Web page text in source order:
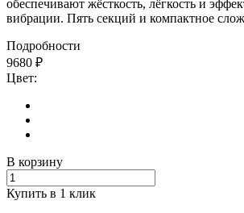
обеспечивают жёсткость, лёгкость и
вибрации. Пять секций и компактное
Подробности
9680 ₽
Цвет:
В корзину
Купить в 1 клик